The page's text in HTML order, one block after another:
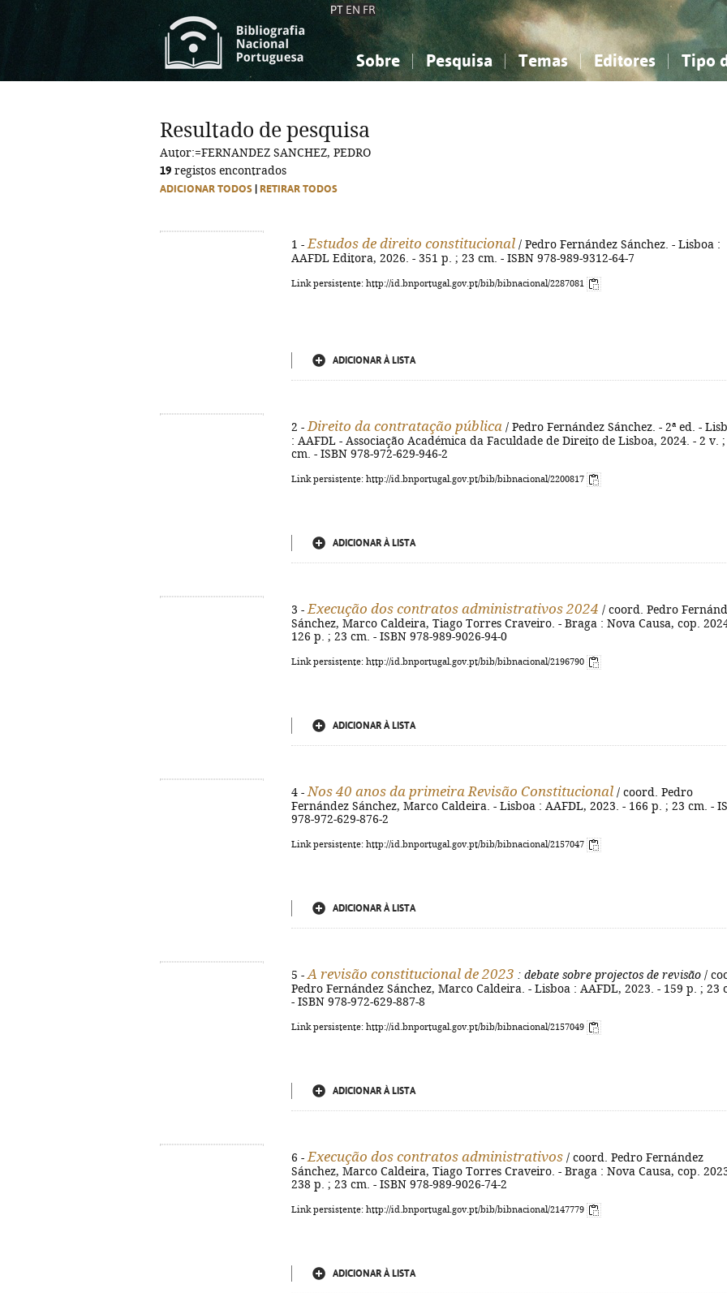
PT EN FR
Sobre Pesquisa Temas
Ciências sociais...
Editores Tipo
Ciências sociais...
Resultado de pesquisa
Autor:=FERNANDEZ SANCHEZ, PEDRO
19 registos encontrados
ADICIONAR TODOS RETIRAR TODOS
1 - Estudos de direito constitucional / Pedro Fernández Sánchez. - Lisboa :
AAFDL Editora, 2026. - 351 p. ; 23 cm. - ISBN 978-989-9312-64-7
Link persistente: http://id.bnportugal.gov.pt/bib/bibnacional/2287081
ADICIONAR À LISTA
2 - Direito da contratação pública / Pedro Fernández Sánchez. - 2ª ed. -
: AAFDL - Associação Académica da Faculdade de Direito de Lisboa, 2024. - 2 v.
cm. - ISBN 978-972-629-946-2
Link persistente: http://id.bnportugal.gov.pt/bib/bibnacional/2200817
ADICIONAR À LISTA
3 - Execução dos contratos administrativos 2024 / coord. Pedro
Sánchez, Marco Caldeira, Tiago Torres Craveiro. - Braga : Nova Causa, cop.
126 p. ; 23 cm. - ISBN 978-989-9026-94-0
Link persistente: http://id.bnportugal.gov.pt/bib/bibnacional/2196790
ADICIONAR À LISTA
4 - Nos 40 anos da primeira Revisão Constitucional / coord. Pedro
Fernández Sánchez, Marco Caldeira. - Lisboa : AAFDL, 2023. - 166 p. ; 23 cm. -
978-972-629-876-2
Link persistente: http://id.bnportugal.gov.pt/bib/bibnacional/2157047
ADICIONAR À LISTA
5 - A revisão constitucional de 2023 : debate sobre projectos de revisão /
Pedro Fernández Sánchez, Marco Caldeira. - Lisboa : AAFDL, 2023. - 159 p. ; 23
- ISBN 978-972-629-887-8
Link persistente: http://id.bnportugal.gov.pt/bib/bibnacional/2157049
ADICIONAR À LISTA
6 - Execução dos contratos administrativos / coord. Pedro Fernández
Sánchez, Marco Caldeira, Tiago Torres Craveiro. - Braga : Nova Causa, cop.
238 p. ; 23 cm. - ISBN 978-989-9026-74-2
Link persistente: http://id.bnportugal.gov.pt/bib/bibnacional/2147779
ADICIONAR À LISTA